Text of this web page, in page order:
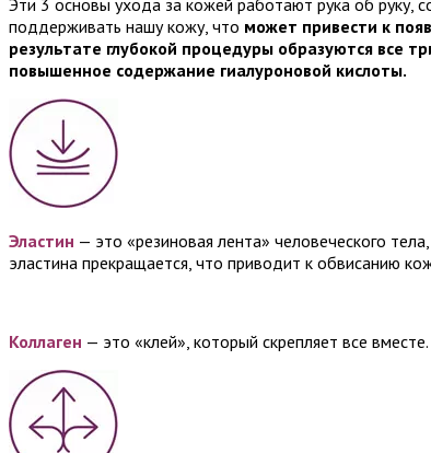
Эти 3 основы ухода за кожей работают рука об руку,
поддерживать нашу кожу, что может привести к
результате глубокой процедуры образуются все
повышенное содержание гиалуроновой кислоты.
Эластин — это «резиновая лента» человеческого
эластина прекращается, что приводит к обвисанию
Коллаген — это «клей», который скрепляет все